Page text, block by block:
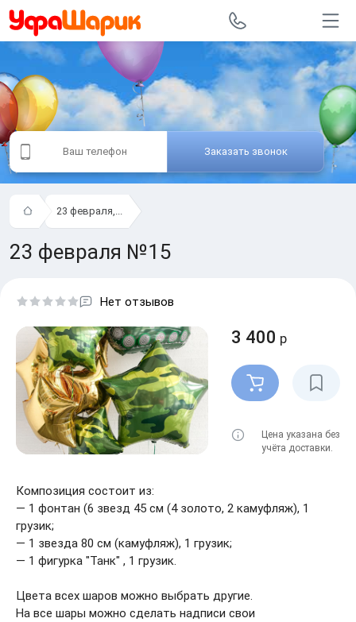
Заказать звонок
23 февраля,...
23 февраля №15
Нет отзывов
3 400 р
Цена указана без
учёта доставки.
Композиция состоит из:
— 1 фонтан (6 звезд 45 см (4 золото, 2 камуфляж), 1
грузик;
— 1 звезда 80 см (камуфляж), 1 грузик;
— 1 фигурка "Танк" , 1 грузик.
Цвета всех шаров можно выбрать другие.
На все шары можно сделать надписи свои